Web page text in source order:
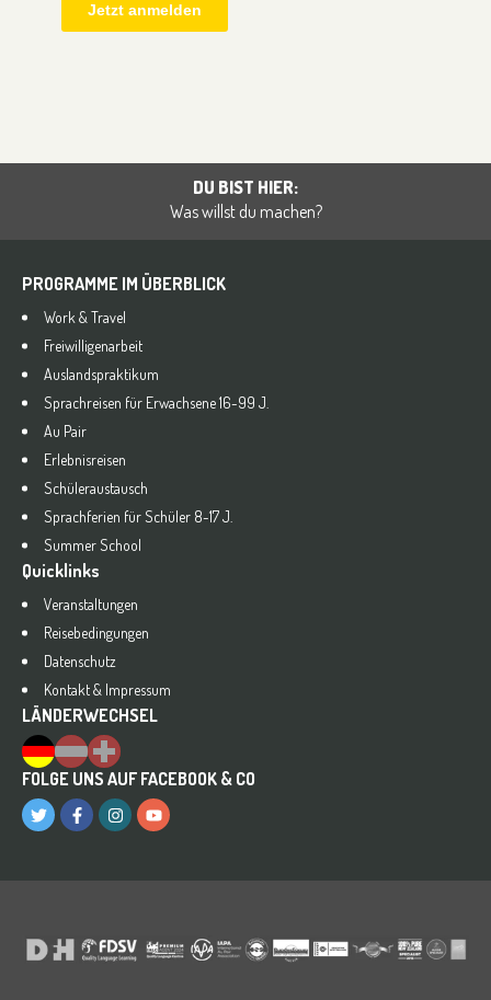
Jetzt anmelden
DU BIST HIER:
Was willst du machen?
PROGRAMME IM ÜBERBLICK
Work & Travel
Freiwilligenarbeit
Auslandspraktikum
Sprachreisen für Erwachsene 16-99 J.
Au Pair
Erlebnisreisen
Schüleraustausch
Sprachferien für Schüler 8-17 J.
Summer School
Quicklinks
Veranstaltungen
Reisebedingungen
Datenschutz
Kontakt & Impressum
LÄNDERWECHSEL
FOLGE UNS AUF FACEBOOK & CO